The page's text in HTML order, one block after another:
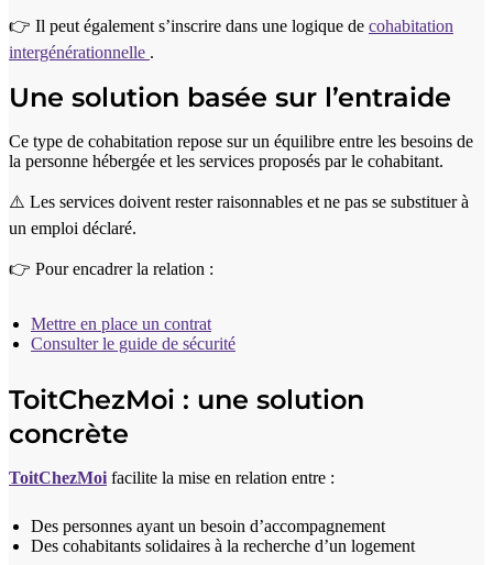
👉 Il peut également s’inscrire dans une logique de cohabitation
intergénérationnelle .
Une solution basée sur l’entraide
Ce type de cohabitation repose sur un équilibre entre les besoins de
la personne hébergée et les services proposés par le cohabitant.
⚠️ Les services doivent rester raisonnables et ne pas se substituer à
un emploi déclaré.
👉 Pour encadrer la relation :
Mettre en place un contrat
Consulter le guide de sécurité
ToitChezMoi : une solution
concrète
ToitChezMoifacilite la mise en relation entre :
Des personnes ayant un besoin d’accompagnement
Des cohabitants solidaires à la recherche d’un logement